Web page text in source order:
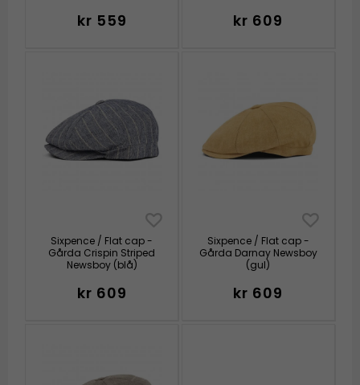
kr 559 kr 609
Sixpence / Flat cap -
Gårda Crispin Striped
Newsboy (blå)
kr 609
Sixpence / Flat cap -
Gårda Darnay Newsboy
(gul)
kr 609